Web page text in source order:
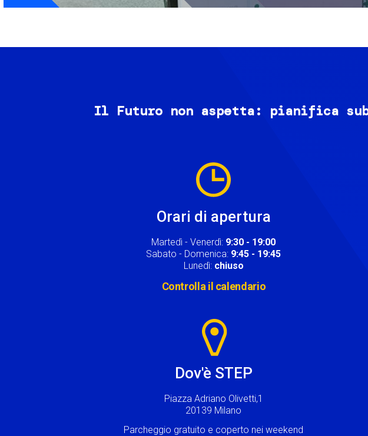
Il Futuro non aspetta: pianifica
Orari di apertura
Martedì - Venerdì: 9:30 - 19:00
Sabato - Domenica: 9:45 - 19:45
Lunedì: chiuso
Controlla il calendario
Dov'è STEP
Piazza Adriano Olivetti,1
20139 Milano
Parcheggio gratuito e coperto nei weekend